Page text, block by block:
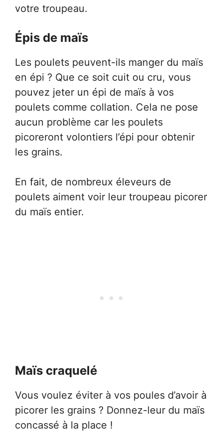
votre troupeau.
Épis de maïs
Les poulets peuvent-ils manger du maïs
en épi ? Que ce soit cuit ou cru, vous
pouvez jeter un épi de maïs à vos
poulets comme collation. Cela ne pose
aucun problème car les poulets
picoreront volontiers l’épi pour obtenir
les grains.
En fait, de nombreux éleveurs de
poulets aiment voir leur troupeau picorer
du maïs entier.
Maïs craquelé
Vous voulez éviter à vos poules d’avoir à
picorer les grains ? Donnez-leur du maïs
concassé à la place !